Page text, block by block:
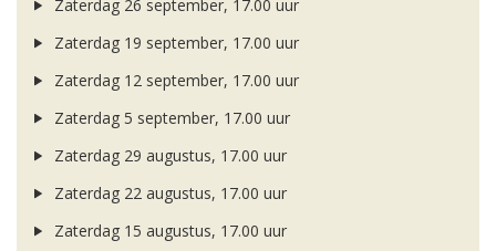
Zaterdag 26 september, 17.00 uur
Zaterdag 19 september, 17.00 uur
Zaterdag 12 september, 17.00 uur
Zaterdag 5 september, 17.00 uur
Zaterdag 29 augustus, 17.00 uur
Zaterdag 22 augustus, 17.00 uur
Zaterdag 15 augustus, 17.00 uur